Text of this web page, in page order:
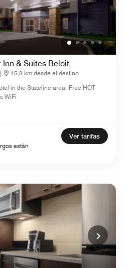
Inn & Suites Beloit
|
45,8 km desde el destino
in the Stateline area; Free HOT
WiFi
están
Ver tarifas